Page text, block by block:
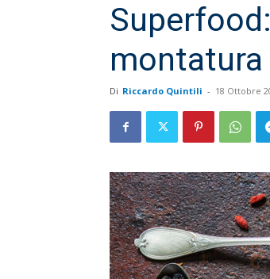
montatura
Di Riccardo Quintili - 18 Ottobre